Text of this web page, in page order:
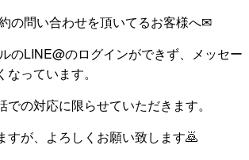
の問い合わせを頂いてるお客様へ✉
のLINE@のログインができず、メッセー
っています。
での対応に限らせていただきます。
すが、よろしくお願い致します🙇